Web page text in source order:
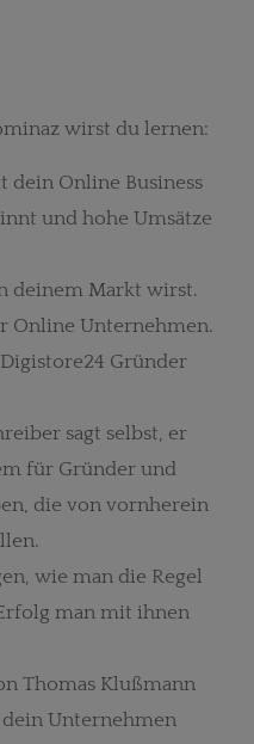
wirst du lernen:
dein Online Business
und hohe Umsätze
deinem Markt wirst.
Online Unternehmen.
Gründer
sagt selbst, er
für Gründer und
die von vornherein
wie man die Regel
man mit ihnen
Thomas Klußmann
Unternehmen